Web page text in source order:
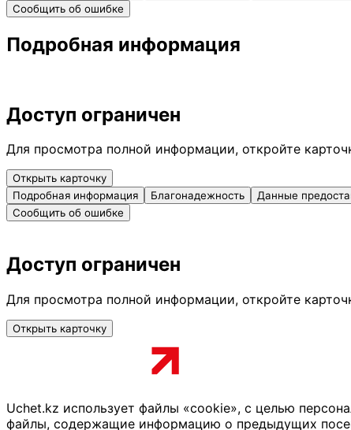
Сообщить об ошибке
Подробная информация
Доступ ограничен
Для просмотра полной информации, откройте
Открыть карточку
Подробная информация
Благонадежность Данные
Сообщить об ошибке
Доступ ограничен
Для просмотра полной информации, откройте
Открыть карточку
Uchet.kz использует файлы «cookie», с целью
файлы, содержащие информацию о предыдущих